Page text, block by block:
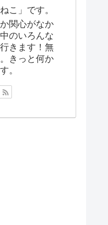
こ」です。
関心がなか
のいろんな
きます！無
きっと何か
。